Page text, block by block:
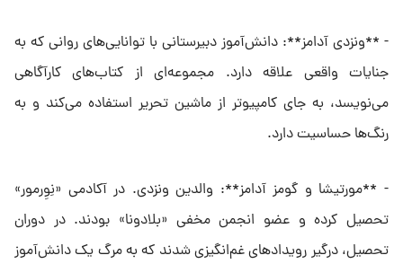
- **ونزدی آدامز**: دانش‌آموز دبیرستانی با توانایی‌های روانی که به
جنایات واقعی علاقه دارد. مجموعه‌ای از کتاب‌های کارآگاهی
می‌نویسد، به جای کامپیوتر از ماشین تحریر استفاده می‌کند و به
رنگ‌ها حساسیت دارد.
- **مورتیشا و گومز آدامز**: والدین ونزدی. در آکادمی «نِوِرمور»
تحصیل کرده و عضو انجمن مخفی «بلادونا» بودند. در دوران
تحصیل، درگیر رویدادهای غم‌انگیزی شدند که به مرگ یک دانش‌آموز